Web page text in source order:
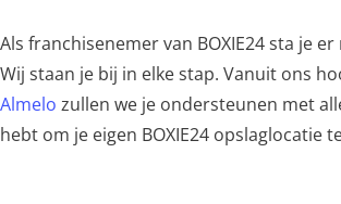
Als franchisenemer van BOXIE24 sta je
Wij staan je bij in elke stap. Vanuit ons
Almelo zullen we je ondersteunen met
hebt om je eigen BOXIE24 opslaglocatie